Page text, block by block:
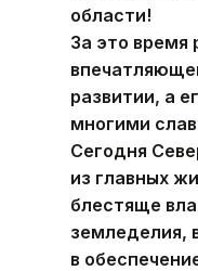
области!
За это время
развитии, а
многими
Сегодня
из главных
блестяще
земледелия,
в